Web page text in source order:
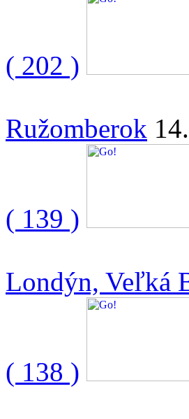
( 202 )
Ružomberok
( 139 )
Londýn, Veľká
( 138 )